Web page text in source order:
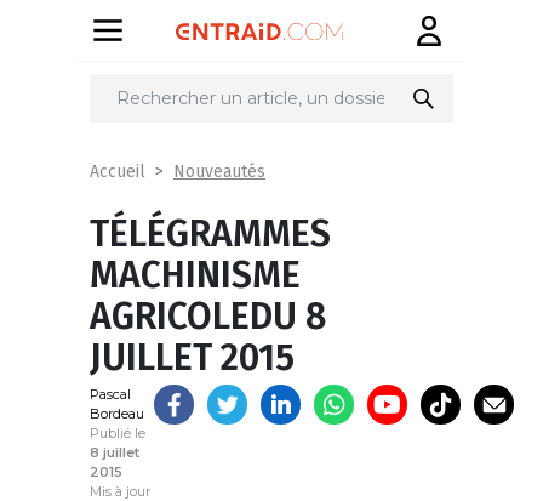
Partager
Accueil Nouveautés
TÉLÉGRAMMES
MACHINISME
AGRICOLEDU 8
JUILLET 2015
Pascal
Bordeau
Publié le
8 juillet
2015
Mis à jour